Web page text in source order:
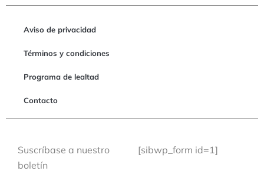
Aviso de privacidad
Términos y condiciones
Programa de lealtad
Contacto
Suscríbase a nuestro
boletín
[sibwp_form id=1]